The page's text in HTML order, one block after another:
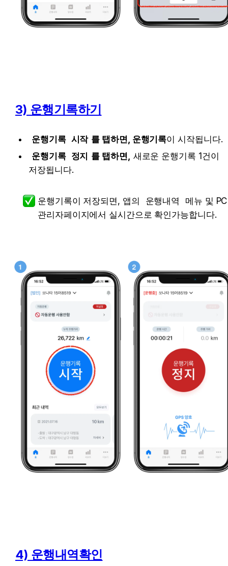
3) 운행기록하기
운행기록 시작 를 탭하면, 운행기록이 시작됩니다.
운행기록 정지 를 탭하면,
새로운 운행기록 1건이
저장됩니다.
운행기록이 저장되면, 앱의 운행내역
메뉴 및 PC
관리자페이지에서 실시간으로 확인가능합니다.
4) 운행내역확인